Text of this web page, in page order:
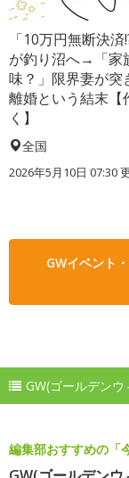
「10万円無断決
が釣り沼へ→「家
味？」限界妻が突
離婚という結末【
く】
全国
2026年5月10日 07:30
GWイベント
GW(ゴールデン
編集部おすすめの「